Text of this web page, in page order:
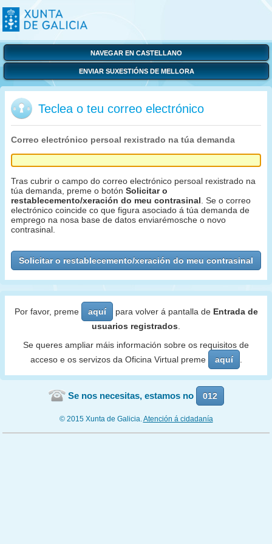
NAVEGAR EN CASTELLANO
ENVIAR SUXESTIÓNS DE MELLORA
Teclea o teu correo electrónico
Correo electrónico persoal rexistrado na túa demanda
Tras cubrir o campo do correo electrónico persoal rexistrado na
túa demanda, preme o botón Solicitar o
restablecemento/xeración do meu contrasinal . Se o correo
electrónico coincide co que figura asociado á túa demanda de
emprego na nosa base de datos enviarémosche o novo
contrasinal.
Por favor, preme aquí para volver á pantalla de Entrada de
usuarios registrados
Se queres ampliar máis información sobre os requisitos de
acceso e os servizos da Oficina Virtual preme
aquí
Se nos necesitas, estamos no 012
© 2015 Xunta de Galicia.Atención á cidadanía